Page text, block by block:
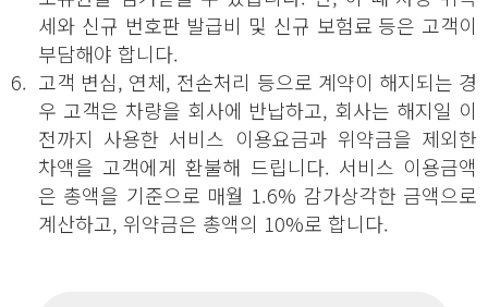
세와 신규 번호판 발급비 및 신규 보험료 등은 고객이
부담해야 합니다.
6. 고객 변심, 연체, 전손처리 등으로 계약이 해지되는 경
우 고객은 차량을 회사에 반납하고, 회사는 해지일 이
전까지 사용한 서비스 이용요금과 위약금을 제외한
차액을 고객에게 환불해 드립니다. 서비스 이용금액
은 총액을 기준으로 매월 1.6% 감가상각한 금액으로
계산하고, 위약금은 총액의 10%로 합니다.